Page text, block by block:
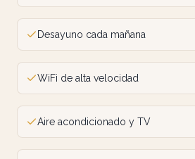
Desayuno cada mañana
WiFi de alta velocidad
Aire acondicionado y TV